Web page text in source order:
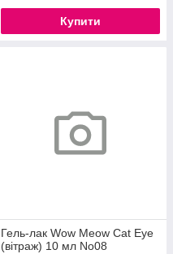
Купити
Гель-лак Wow Meow Cat Eye
(вітраж) 10 мл No08